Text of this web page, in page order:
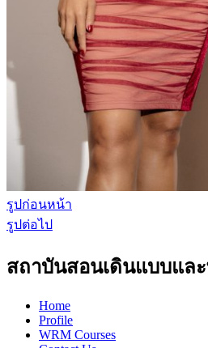
รูปก่อนหน้า
รูปต่อไป
สถาบันสอนเดินแบบแ
Home
Profile
WRM Courses